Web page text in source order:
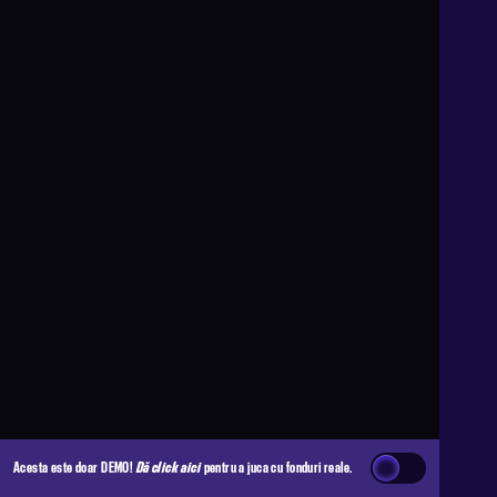
Acesta este doar DEMO!Dă click aicipentru a juca cu fonduri reale.